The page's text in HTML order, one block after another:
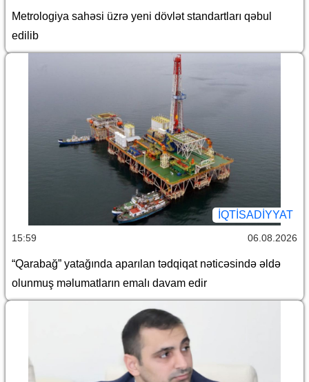
Metrologiya sahəsi üzrə yeni dövlət standartları qəbul
edilib
İQTİSADİYYAT
15:59 06.08.2026
“Qarabağ” yatağında aparılan tədqiqat nəticəsində əldə
olunmuş məlumatların emalı davam edir